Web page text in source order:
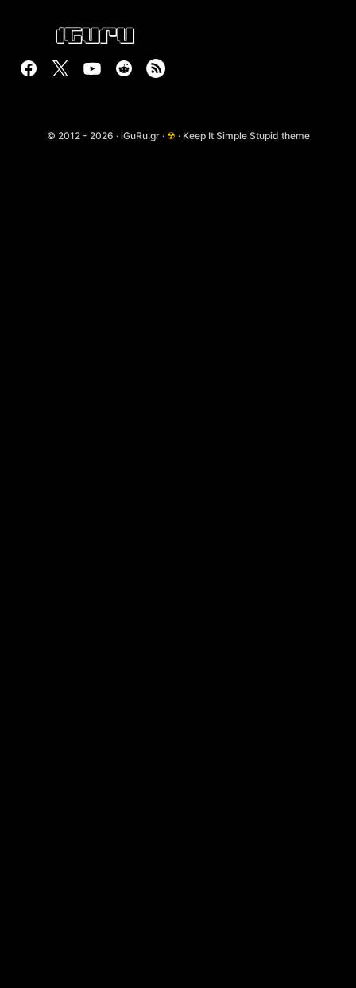
© 2012 - 2026 · iGuRu.gr · ☢ · Keep It Simple Stupid theme